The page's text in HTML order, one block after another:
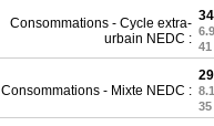
Consommations - Cycle extra-
urbain NEDC :
Consommations - Mixte NEDC :